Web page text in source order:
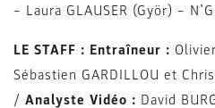
– Laura GLAUSER (Györ) –
LE STAFF : Entraîneur :
Sébastien GARDILLOU et
/ Analyste Vidéo : David